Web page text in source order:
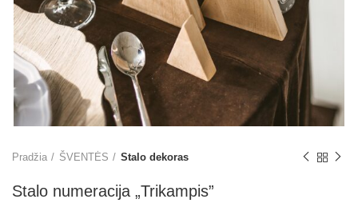
Pradžia ŠVENTĖS Stalo dekoras
Stalo numeracija „Trikampis”